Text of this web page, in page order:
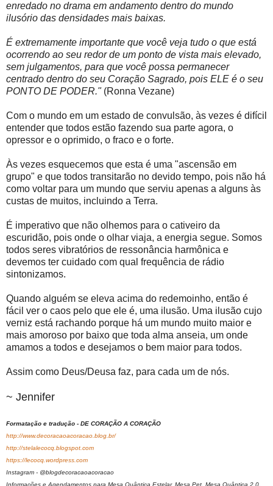
enredado no drama em andamento dentro do mundo
ilusório das densidades mais baixas.
É extremamente importante que você veja tudo o que está
ocorrendo ao seu redor de um ponto de vista mais elevado,
sem julgamentos, para que você possa permanecer
centrado dentro do seu Coração Sagrado, pois ELE é o seu
PONTO DE PODER."(Ronna Vezane)
Com o mundo em um estado de convulsão, às vezes é difícil
entender que todos estão fazendo sua parte agora, o
opressor e o oprimido, o fraco e o forte.
Às vezes esquecemos que esta é uma "ascensão em
grupo" e que todos transitarão no devido tempo, pois não há
como voltar para um mundo que serviu apenas a alguns às
custas de muitos, incluindo a Terra.
É imperativo que não olhemos para o cativeiro da
escuridão, pois onde o olhar viaja, a energia segue. Somos
todos seres vibratórios de ressonância harmônica e
devemos ter cuidado com qual frequência de rádio
sintonizamos.
Quando alguém se eleva acima do redemoinho, então é
fácil ver o caos pelo que ele é, uma ilusão. Uma ilusão cujo
verniz está rachando porque há um mundo muito maior e
mais amoroso por baixo que toda alma anseia, um onde
amamos a todos e desejamos o bem maior para todos.
Assim como Deus/Deusa faz, para cada um de nós.
~ Jennifer
Formatação e tradução - DE CORAÇÃO A CORAÇÃO
http://www.decoracaoacoracao.blog.br/
http://stelalecocq.blogspot.com
https://lecocq.wordpress.com
Instagram - @blogdecoracaoacoracao